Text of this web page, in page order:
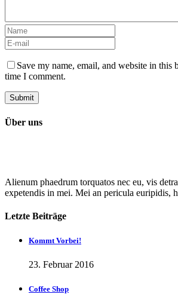
Save my name, email, and website in this
time I comment.
Über uns
Alienum phaedrum torquatos nec eu, vis
expetendis in mei. Mei an pericula euripidis,
Letzte Beiträge
Kommt Vorbei!
23. Februar 2016
Coffee Shop